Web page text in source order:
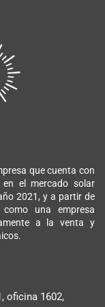
que cuenta con
el mercado solar
2021, y a partir de
una empresa
a la venta y
oficina 1602,